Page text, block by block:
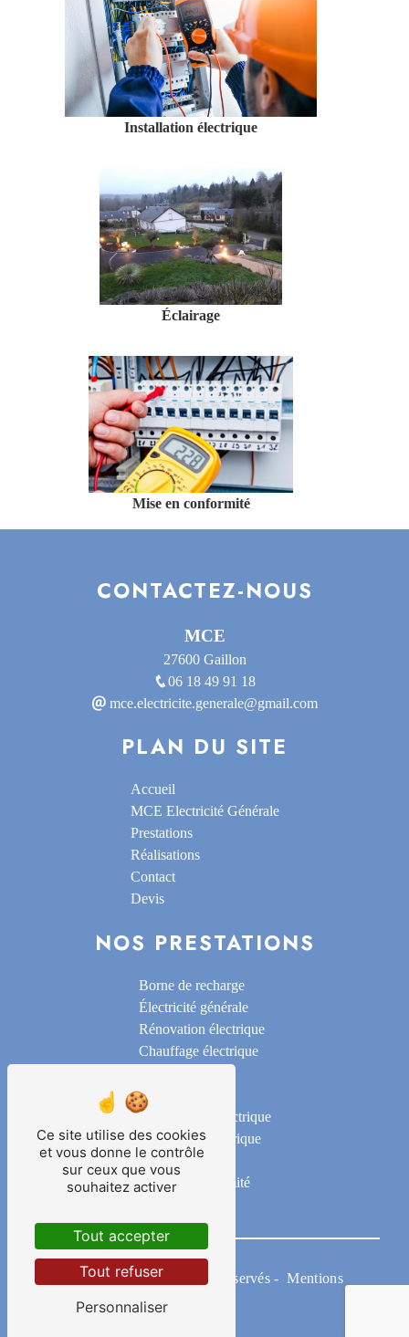
Installation électrique
Éclairage
Mise en conformité
CONTACTEZ-NOUS
MCE
27600 Gaillon
06 18 49 91 18
mce.electricite.generale@gmail.com
PLAN DU SITE
Accueil
MCE Electricité Générale
Prestations
Réalisations
Contact
Devis
NOS PRESTATIONS
Borne de recharge
Électricité générale
Rénovation électrique
Chauffage électrique
Domotique
Motorisation électrique
Installation électrique
Éclairage
Mise en conformité
Vistalid- 2026 - Tous droits réservés - Mentions
- Gestion des cookies
Ce site utilise des cookies
et vous donne le contrôle
sur ceux que vous
souhaitez activer
Tout accepter
Tout refuser
Personnaliser